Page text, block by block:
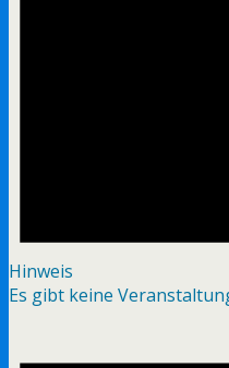
Hinweis
Es gibt keine